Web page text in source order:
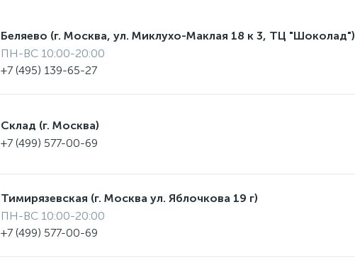
Беляево (г. Москва, ул. Миклухо-Маклая 18 к 3, ТЦ "Шоколад")
ПН-ВС 10:00-20:00
+7 (495) 139-65-27
Склад (г. Москва)
+7 (499) 577-00-69
Тимирязевская (г. Москва ул. Яблочкова 19 г)
ПН-ВС 10:00-20:00
+7 (499) 577-00-69